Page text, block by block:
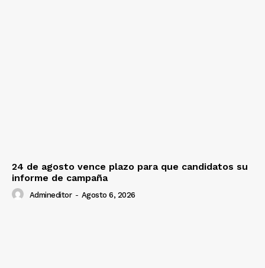
24 de agosto vence plazo para que candidatos su
informe de campaña
Admineditor - Agosto 6, 2026